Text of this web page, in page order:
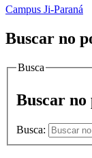
Campus Ji-Paraná
Buscar no
Busca
Buscar no
Busca: